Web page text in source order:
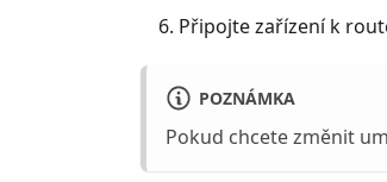
Připojte zařízení k
POZNÁMKA
Pokud chcete změnit